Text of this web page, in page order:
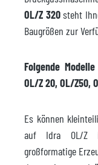
OL/Z 320steht
Baugrößen zur
Folgende
OL/Z 20, OL/Z50,
Es können
auf Idra OL/Z
großformatige